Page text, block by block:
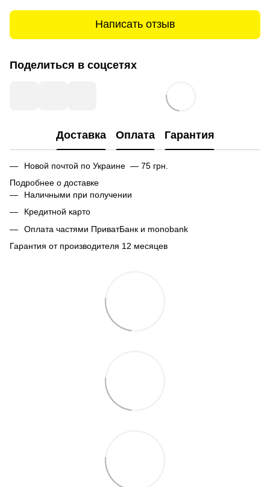
Написать отзыв
Поделиться в соцсетях
Доставка Оплата Гарантия
Новой почтой по Украине — 75 грн.
Подробнее о доставке
Наличными при получении
Кредитной карто
Оплата частями ПриватБанк и monobank
Гарантия от производителя 12 месяцев